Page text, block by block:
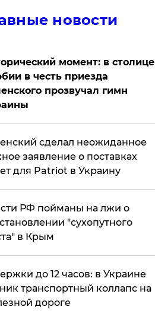
новости
момент: в столице
в честь приезда
прозвучал гимн
сделал неожиданное
заявление о поставках
для Patriot в Украину
РФ пойманы на лжи о
"сухопутного
в Крым
до 12 часов: в Украине
транспортный коллапс на
дороге